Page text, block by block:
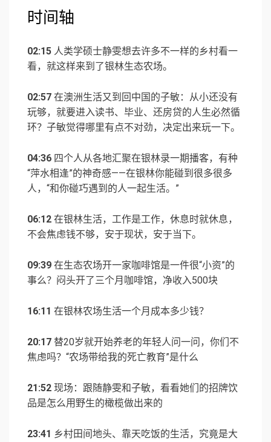
时间轴
02:15 人类学硕士静雯想去许多不一样的乡村看一
看，就这样来到了银林生态农场。
02:57 在澳洲生活又到回中国的子敏：从小还没有
玩够，就要进入读书、毕业、还房贷的人生必然循
环？子敏觉得哪里有点不对劲，决定出来玩一下。
04:36 四个人从各地汇聚在银林录一期播客，有种
“萍水相逢”的神奇感——在银林你能碰到很多很多
人，“和你碰巧遇到的人一起生活。”
06:12 在银林生活，工作是工作，休息时就休息，
不会焦虑钱不够，安于现状，安于当下。
09:39 在生态农场开一家咖啡馆是一件很“小资”的
事么？闷头开了三个月咖啡馆，净收入500块
16:11 在银林农场生活一个月成本多少钱？
20:17 替20岁就开始养老的年轻人问一问，你们不
焦虑吗？“农场带给我的死亡教育”是什么
21:52 现场：跟随静雯和子敏，看看她们的招牌饮
品是怎么用野生的橄榄做出来的
23:41 乡村田间地头、靠天吃饭的生活，究竟是大